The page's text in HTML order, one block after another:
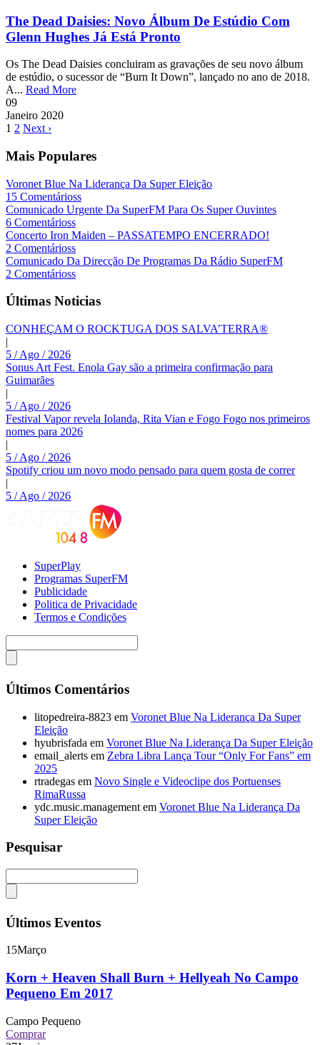
The Dead Daisies: Novo Álbum De Estúdio Com
Glenn Hughes Já Está Pronto
Os The Dead Daisies concluiram as gravações de seu novo álbum
de estúdio, o sucessor de “Burn It Down”, lançado no ano de 2018.
A... Read More
09
Janeiro 2020
1 2 Next ›
Mais Populares
Voronet Blue Na Liderança Da Super Eleição
15 Comentárioss
Comunicado Urgente Da SuperFM Para Os Super Ouvintes
6 Comentárioss
Concerto Iron Maiden – PASSATEMPO ENCERRADO!
2 Comentárioss
Comunicado Da Direcção De Programas Da Rádio SuperFM
2 Comentárioss
Últimas Noticias
CONHEÇAM O ROCKTUGA DOS SALVA’TERRA®
|
5 / Ago / 2026
Sonus Art Fest. Enola Gay são a primeira confirmação para
Guimarães
|
5 / Ago / 2026
Festival Vapor revela Iolanda, Rita Vian e Fogo Fogo nos primeiros
nomes para 2026
|
5 / Ago / 2026
Spotify criou um novo modo pensado para quem gosta de correr
|
5 / Ago / 2026
SuperPlay
Programas SuperFM
Publicidade
Politica de Privacidade
Termos e Condições
Últimos Comentários
litopedreira-8823 em Voronet Blue Na Liderança Da Super
Eleição
hyubrisfada em Voronet Blue Na Liderança Da Super Eleição
email_alerts em Zebra Libra Lança Tour “Only For Fans” em
2025
rtradegas em Novo Single e Videoclipe dos Portuenses
RimaRussa
ydc.music.management em Voronet Blue Na Liderança Da
Super Eleição
Pesquisar
Últimos Eventos
15Março
Korn + Heaven Shall Burn + Hellyeah No Campo
Pequeno Em 2017
Campo Pequeno
Comprar